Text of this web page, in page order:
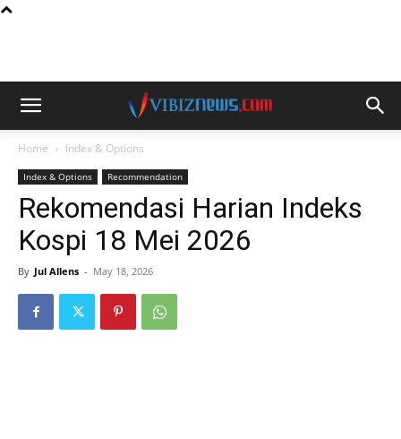
Home Index & Options
Index & Options Recommendation
Rekomendasi Harian Indeks
Kospi 18 Mei 2026
By Jul Allens - May 18, 2026